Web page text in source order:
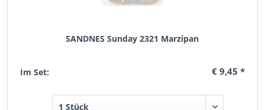
SANDNES Sunday 2321 Marzipan
Im Set: € 9,45 *